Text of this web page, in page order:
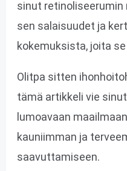
sinut retinoliseerumin
sen salaisuudet ja
kokemuksista, joita
Olitpa sitten
tämä artikkeli vie
lumoavaan
kauniimman ja
saavuttamiseen.